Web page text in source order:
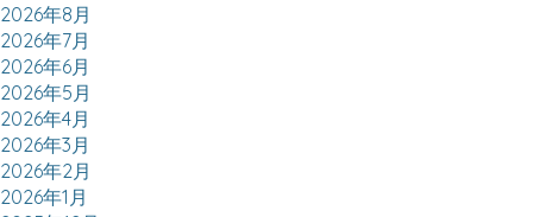
2026年8月
2026年7月
2026年6月
2026年5月
2026年4月
2026年3月
2026年2月
2026年1月